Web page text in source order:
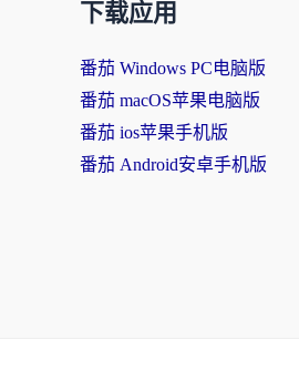
下载应用
番茄 Windows PC电脑版
番茄 macOS苹果电脑版
番茄 ios苹果手机版
番茄 Android安卓手机版